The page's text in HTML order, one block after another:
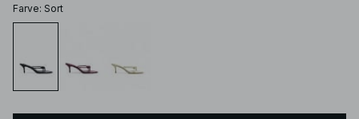
Farve: Sort